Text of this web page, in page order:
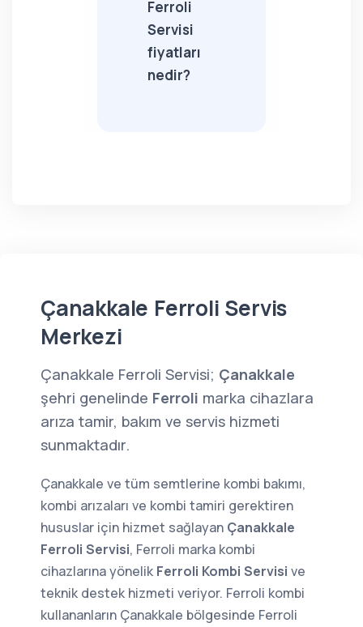
Ferroli
Servisi
fiyatları
nedir?
Çanakkale Ferroli Servis
Merkezi
Çanakkale Ferroli Servisi; Çanakkale
şehri genelinde Ferroli marka cihazlara
arıza tamir, bakım ve servis hizmeti
sunmaktadır.
Çanakkale ve tüm semtlerine kombi bakımı,
kombi arızaları ve kombi tamiri gerektiren
hususlar için hizmet sağlayan Çanakkale
Ferroli Servisi, Ferroli marka kombi
cihazlarına yönelik Ferroli Kombi Servisi ve
teknik destek hizmeti veriyor. Ferroli kombi
kullananların Çanakkale bölgesinde Ferroli